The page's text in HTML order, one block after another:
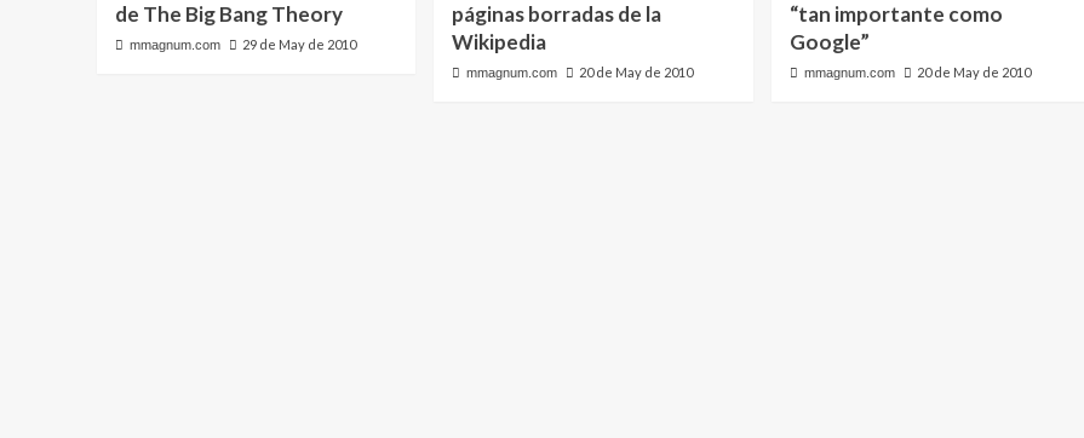
de The Big Bang Theory
mmagnum.com 29 de May de 2010
páginas borradas de la
Wikipedia
mmagnum.com 20 de May de 2010
“tan importante como
Google”
mmagnum.com 20 de May de 2010